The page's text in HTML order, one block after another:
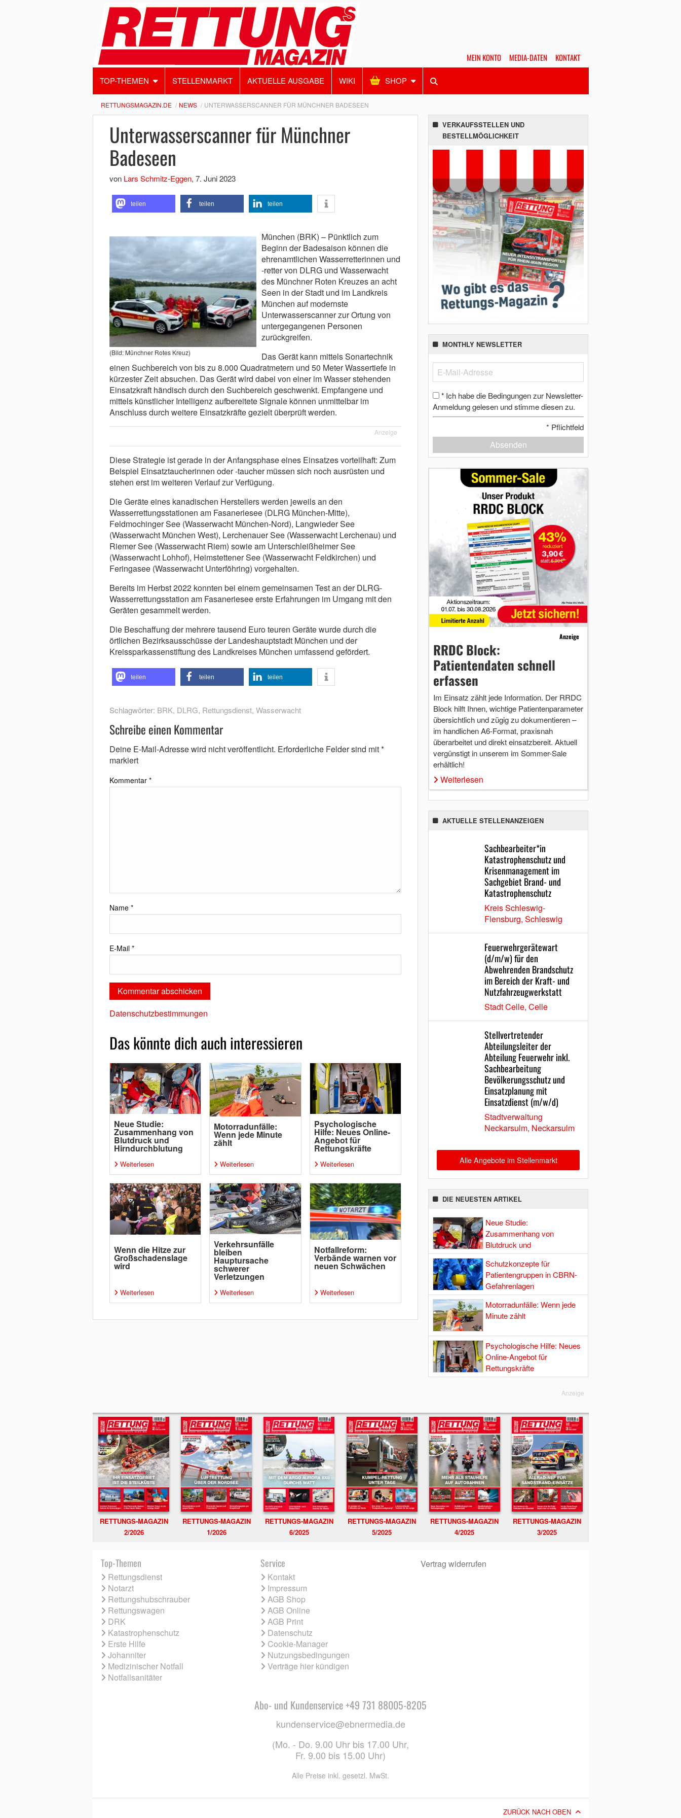
MEIN KONTO MEDIA-DATEN KONTAKT
TOP-THEMEN STELLENMARKT AKTUELLE AUSGABE WIKI SHOP
RETTUNGSMAGAZIN.DE NEWS UNTERWASSERSCANNER FÜR MÜNCHNER BADESEEN
Unterwasserscanner für Münchner
Badeseen
von Lars Schmitz-Eggen, 7. Juni 2023
teilen teilen teilen
(Bild: Münchner Rotes Kreuz)
München (BRK) – Pünktlich zum
Beginn der Badesaison können die
ehrenamtlichen Wasserretterinnen und
-retter von DLRG und Wasserwacht
des Münchner Roten Kreuzes an acht
Seen in der Stadt und im Landkreis
München auf modernste
Unterwasserscanner zur Ortung von
untergegangenen Personen
zurückgreifen.
Das Gerät kann mittels Sonartechnik
einen Suchbereich von bis zu 8.000 Quadratmetern und 50 Meter Wassertiefe in
kürzester Zeit absuchen. Das Gerät wird dabei von einer im Wasser stehenden
Einsatzkraft händisch durch den Suchbereich geschwenkt. Empfangene und
mittels künstlicher Intelligenz aufbereitete Signale können unmittelbar im
Anschluss durch weitere Einsatzkräfte gezielt überprüft werden.
Anzeige
Diese Strategie ist gerade in der Anfangsphase eines Einsatzes vorteilhaft: Zum
Beispiel Einsatztaucherinnen oder -taucher müssen sich noch ausrüsten und
stehen erst im weiteren Verlauf zur Verfügung.
Die Geräte eines kanadischen Herstellers werden jeweils an den
Wasserrettungsstationen am Fasaneriesee (DLRG München-Mitte),
Feldmochinger See (Wasserwacht München-Nord), Langwieder See
(Wasserwacht München West), Lerchenauer See (Wasserwacht Lerchenau) und
Riemer See (Wasserwacht Riem) sowie am Unterschleißheimer See
(Wasserwacht Lohhof), Heimstettener See (Wasserwacht Feldkirchen) und
Feringasee (Wasserwacht Unterföhring) vorgehalten.
Bereits im Herbst 2022 konnten bei einem gemeinsamen Test an der DLRG-
Wasserrettungsstation am Fasaneriesee erste Erfahrungen im Umgang mit den
Geräten gesammelt werden.
Die Beschaffung der mehrere tausend Euro teuren Geräte wurde durch die
örtlichen Bezirksausschüsse der Landeshauptstadt München und der
Kreissparkassenstiftung des Landkreises München umfassend gefördert.
teilen teilen teilen
Schlagwörter: BRK, DLRG, Rettungsdienst, Wasserwacht
Schreibe einen Kommentar
Deine E-Mail-Adresse wird nicht veröffentlicht. Erforderliche Felder sind mit*
markiert
Kommentar *
Name *
E-Mail *
Datenschutzbestimmungen
Das könnte dich auch interessieren
Neue Studie:
Zusammenhang von
Blutdruck und
Hirndurchblutung
Weiterlesen
Motorradunfälle:
Wenn jede Minute
zählt
Weiterlesen
Psychologische
Hilfe: Neues Online-
Angebot für
Rettungskräfte
Weiterlesen
Wenn die Hitze zur
Großschadenslage
wird
Weiterlesen
Verkehrsunfälle
bleiben
Hauptursache
schwerer
Verletzungen
Weiterlesen
Notfallreform:
Verbände warnen vor
neuen Schwächen
Weiterlesen
VERKAUFSSTELLEN UND
BESTELLMÖGLICHKEIT
MONTHLY NEWSLETTER
* Ich habe die Bedingungen zur Newsletter-
Anmeldung gelesen und stimme diesen zu.
* Pflichtfeld
Absenden
Anzeige
RRDC Block:
Patientendaten schnell
erfassen
Im Einsatz zählt jede Information. Der RRDC
Block hilft Ihnen, wichtige Patientenparameter
übersichtlich und zügig zu dokumentieren –
im handlichen A6-Format, praxisnah
überarbeitet und direkt einsatzbereit. Aktuell
vergünstigt in unserem im Sommer-Sale
erhältlich!
Weiterlesen
AKTUELLE STELLENANZEIGEN
Sachbearbeiter*in
Katastrophenschutz und
Krisenmanagement im
Sachgebiet Brand- und
Katastrophenschutz
Kreis Schleswig-
Flensburg, Schleswig
Feuerwehrgerätewart
(d/m/w) für den
Abwehrenden Brandschutz
im Bereich der Kraft- und
Nutzfahrzeugwerkstatt
Stadt Celle, Celle
Stellvertretender
Abteilungsleiter der
Abteilung Feuerwehr inkl.
Sachbearbeitung
Bevölkerungsschutz und
Einsatzplanung mit
Einsatzdienst (m/w/d)
Stadtverwaltung
Neckarsulm, Neckarsulm
Alle Angebote im Stellenmarkt
DIE NEUESTEN ARTIKEL
Neue Studie:
Zusammenhang von
Blutdruck und
Hirndurchblutung
Schutzkonzepte für
Patientengruppen in CBRN-
Gefahrenlagen
Motorradunfälle: Wenn jede
Minute zählt
Psychologische Hilfe: Neues
Online-Angebot für
Rettungskräfte
Anzeige
RETTUNGS-MAGAZIN
2/2026
RETTUNGS-MAGAZIN
1/2026
RETTUNGS-MAGAZIN
6/2025
RETTUNGS-MAGAZIN
5/2025
RETTUNGS-MAGAZIN
4/2025
RETTUNGS-MAGAZIN
3/2025
Top-Themen
Rettungsdienst
Notarzt
Rettungshubschrauber
Rettungswagen
DRK
Katastrophenschutz
Erste Hilfe
Johanniter
Medizinischer Notfall
Notfallsanitäter
Service
Kontakt
Impressum
AGB Shop
AGB Online
AGB Print
Datenschutz
Cookie-Manager
Nutzungsbedingungen
Verträge hier kündigen
Vertrag widerrufen
Abo- und Kundenservice +49 731 88005-8205
kundenservice@ebnermedia.de
(Mo. - Do. 9.00 Uhr bis 17.00 Uhr,
Fr. 9.00 bis 15.00 Uhr)
Alle Preise inkl. gesetzl. MwSt.
ZURÜCK NACH OBEN